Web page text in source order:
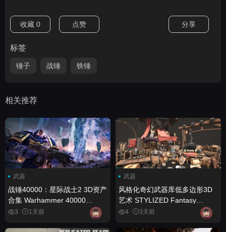
收藏 0 点赞 分享
标签
锤子 战锤 铁锤
相关推荐
武器
战锤40000：星际战士2 3D资产
合集 Warhammer 40000
Space Marine 2 - 3D Assets
3 1天前
武器
风格化奇幻武器库低多边形3D
艺术 STYLIZED Fantasy
Armory - Low Poly 3D Art
4 3天前